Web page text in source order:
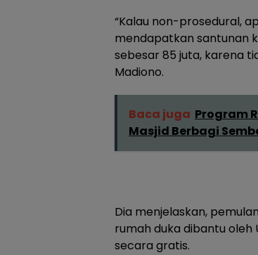
“Kalau non-prosedural,
mendapatkan santunan
sebesar 85 juta, karena
Madiono.
Baca juga Program
Masjid Berbagi
Dia menjelaskan,
rumah duka dibantu oleh
secara gratis.